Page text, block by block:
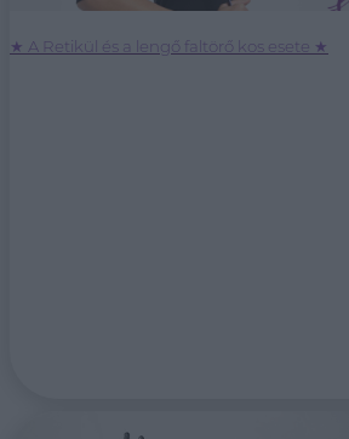
★ A Retikül és a lengő faltörő kos esete ★